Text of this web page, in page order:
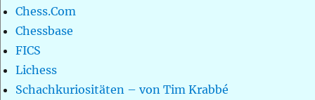
Chess.Com
Chessbase
FICS
Lichess
Schachkuriositäten – von Tim Krabbé